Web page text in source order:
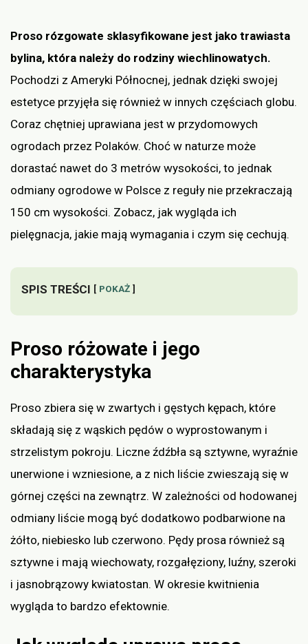
Proso rózgowate sklasyfikowane jest jako trawiasta
bylina, która należy do rodziny wiechlinowatych.
Pochodzi z Ameryki Północnej, jednak dzięki swojej
estetyce przyjęła się również w innych częściach globu.
Coraz chętniej uprawiana jest w przydomowych
ogrodach przez Polaków. Choć w naturze może
dorastać nawet do 3 metrów wysokości, to jednak
odmiany ogrodowe w Polsce z reguły nie przekraczają
150 cm wysokości. Zobacz, jak wygląda ich
pielęgnacja, jakie mają wymagania i czym się cechują.
SPIS TREŚCI POKAŻ
Proso różowate i jego
charakterystyka
Proso zbiera się w zwartych i gęstych kępach, które
składają się z wąskich pędów o wyprostowanym i
strzelistym pokroju. Liczne źdźbła są sztywne, wyraźnie
unerwione i wzniesione, a z nich liście zwieszają się w
górnej części na zewnątrz. W zależności od hodowanej
odmiany liście mogą być dodatkowo podbarwione na
żółto, niebiesko lub czerwono. Pędy prosa również są
sztywne i mają wiechowaty, rozgałęziony, luźny, szeroki
i jasnobrązowy kwiatostan. W okresie kwitnienia
wygląda to bardzo efektownie.